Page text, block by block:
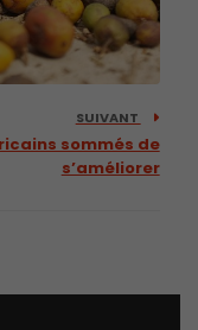
SUIVANT
sommés de
s’améliorer